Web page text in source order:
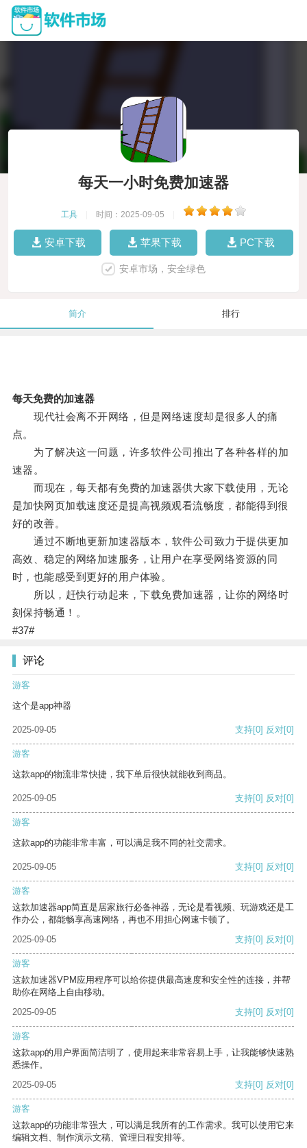
每天一小时免费加速器
工具 时间：2025-09-05
安卓下载 苹果下载 PC下载
安卓市场，安全绿色
简介 排行
每天免费的加速器
现代社会离不开网络，但是网络速度却是很多人的痛
点。
为了解决这一问题，许多软件公司推出了各种各样的加
速器。
而现在，每天都有免费的加速器供大家下载使用，无论
是加快网页加载速度还是提高视频观看流畅度，都能得到很
好的改善。
通过不断地更新加速器版本，软件公司致力于提供更加
高效、稳定的网络加速服务，让用户在享受网络资源的同
时，也能感受到更好的用户体验。
所以，赶快行动起来，下载免费加速器，让你的网络时
刻保持畅通！。
#37#
评论
游客
这个是app神器
2025-09-05 支持[0] 反对[0]
游客
这款app的物流非常快捷，我下单后很快就能收到商品。
2025-09-05 支持[0] 反对[0]
游客
这款app的功能非常丰富，可以满足我不同的社交需求。
2025-09-05 支持[0] 反对[0]
游客
这款加速器app简直是居家旅行必备神器，无论是看视频、玩游戏还是工
作办公，都能畅享高速网络，再也不用担心网速卡顿了。
2025-09-05
支持[0] 反对[0]
游客
这款加速器VPM应用程序可以给你提供最高速度和安全性的连接，并帮
助你在网络上自由移动。
2025-09-05
支持[0] 反对[0]
游客
这款app的用户界面简洁明了，使用起来非常容易上手，让我能够快速熟
悉操作。
2025-09-05
支持[0] 反对[0]
游客
这款app的功能非常强大，可以满足我所有的工作需求。我可以使用它来
编辑文档、制作演示文稿、管理日程安排等。